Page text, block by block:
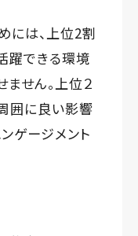
には、上位2割
躍できる環境
せん。上位２
囲に良い影響
ゲージメント